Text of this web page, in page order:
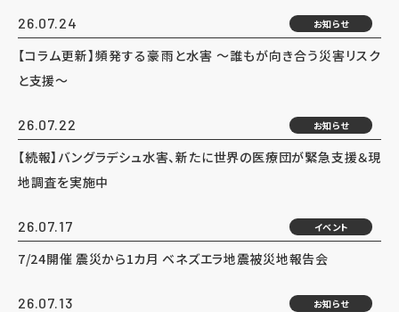
26.07.24 お知らせ
【コラム更新】頻発する豪雨と水害 ～誰もが向き合う災害リスク
と支援～
26.07.22 お知らせ
【続報】バングラデシュ水害、新たに世界の医療団が緊急支援＆現
地調査を実施中
26.07.17 イベント
7/24開催 震災から1カ月 ベネズエラ地震被災地報告会
26.07.13 お知らせ